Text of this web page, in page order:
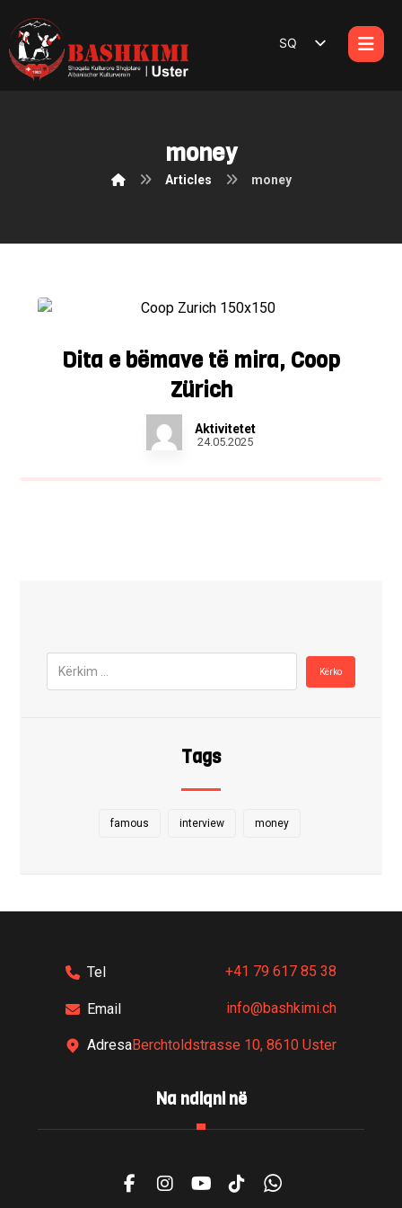
SQ
money
Articles money
Dita e bëmave të mira, Coop
Zürich
Aktivitetet
24.05.2025
Tags
famous interview money
Tel +41 79 617 85 38
Email info@bashkimi.ch
AdresaBerchtoldstrasse 10, 8610 Uster
Na ndiqni në